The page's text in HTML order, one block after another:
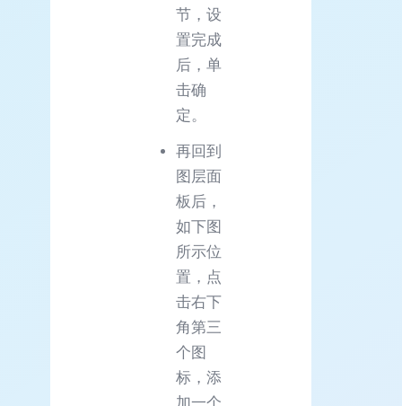
节，设
置完成
后，单
击确
定。
再回到
图层面
板后，
如下图
所示位
置，点
击右下
角第三
个图
标，添